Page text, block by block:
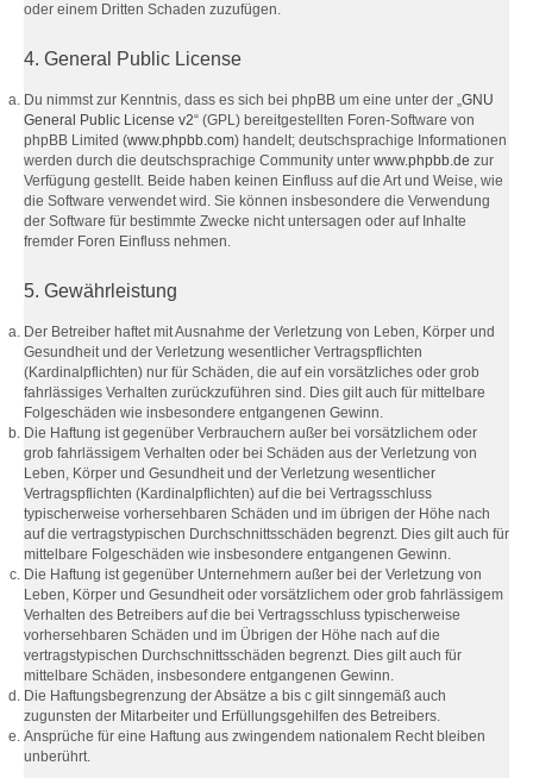
oder einem Dritten Schaden zuzufügen.
4. General Public License
Du nimmst zur Kenntnis, dass es sich bei phpBB um eine unter der „GNU
General Public License v2“ (GPL) bereitgestellten Foren-Software von
phpBB Limited (www.phpbb.com) handelt; deutschsprachige Informationen
werden durch die deutschsprachige Community unter www.phpbb.de zur
Verfügung gestellt. Beide haben keinen Einfluss auf die Art und Weise, wie
die Software verwendet wird. Sie können insbesondere die Verwendung
der Software für bestimmte Zwecke nicht untersagen oder auf Inhalte
fremder Foren Einfluss nehmen.
5. Gewährleistung
Der Betreiber haftet mit Ausnahme der Verletzung von Leben, Körper und
Gesundheit und der Verletzung wesentlicher Vertragspflichten
(Kardinalpflichten) nur für Schäden, die auf ein vorsätzliches oder grob
fahrlässiges Verhalten zurückzuführen sind. Dies gilt auch für mittelbare
Folgeschäden wie insbesondere entgangenen Gewinn.
Die Haftung ist gegenüber Verbrauchern außer bei vorsätzlichem oder
grob fahrlässigem Verhalten oder bei Schäden aus der Verletzung von
Leben, Körper und Gesundheit und der Verletzung wesentlicher
Vertragspflichten (Kardinalpflichten) auf die bei Vertragsschluss
typischerweise vorhersehbaren Schäden und im übrigen der Höhe nach
auf die vertragstypischen Durchschnittsschäden begrenzt. Dies gilt auch für
mittelbare Folgeschäden wie insbesondere entgangenen Gewinn.
Die Haftung ist gegenüber Unternehmern außer bei der Verletzung von
Leben, Körper und Gesundheit oder vorsätzlichem oder grob fahrlässigem
Verhalten des Betreibers auf die bei Vertragsschluss typischerweise
vorhersehbaren Schäden und im Übrigen der Höhe nach auf die
vertragstypischen Durchschnittsschäden begrenzt. Dies gilt auch für
mittelbare Schäden, insbesondere entgangenen Gewinn.
Die Haftungsbegrenzung der Absätze a bis c gilt sinngemäß auch
zugunsten der Mitarbeiter und Erfüllungsgehilfen des Betreibers.
Ansprüche für eine Haftung aus zwingendem nationalem Recht bleiben
unberührt.